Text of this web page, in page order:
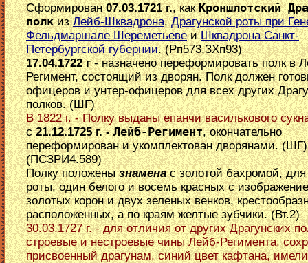
Сформирован07.03.1721 г., какКроншлотский
полкизЛейб-Шквадрона,Драгунской роты при
Фельдмаршале ШереметьевеиШквадрона Санкт-
Петербургской губернии. (Рп573,ЗХп93)
17.04.1722 г- назначено переформировать полк в
Регимент, состоящий из дворян. Полк должен
офицеров и унтер-офицеров для всех других
полков. (ШГ)
В 1822 г. - Полку выданы епанчи василькового
с21.12.1725 г. -Лейб-Регимент, окончательно
переформирован и укомплектован дворянами. (ШГ)
(ПСЗРИ4.589)
Полку положенызнаменас золотой бахромой, для
роты, один белого и восемь красных с
золотых корон и двух зеленых венков,
расположенных, а по краям желтые зубчики. (Вт.2)
30.03.1727 г. - для отличия от других Драгунских
строевые и нестроевые чины Лейб-Регимента,
присвоенный драгунам, синий цвет кафтана,